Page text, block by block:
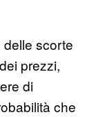
delle scorte
prezzi,
di
che